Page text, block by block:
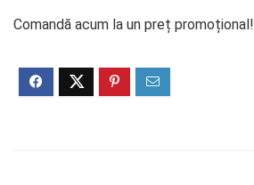
Comandă acum la un preț promoțional!